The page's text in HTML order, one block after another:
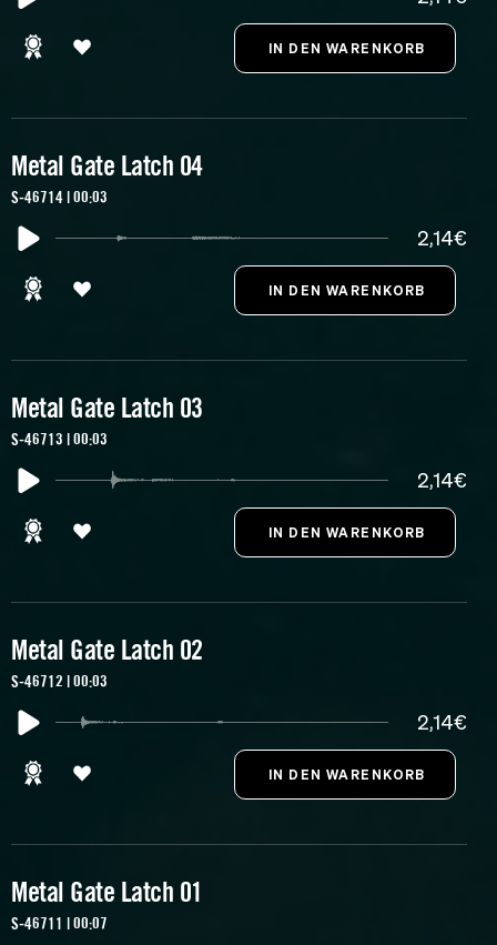
Metal Gate Latch 04
S-46714 | 00:03
2,14€
Metal Gate Latch 03
S-46713 | 00:03
2,14€
Metal Gate Latch 02
S-46712 | 00:03
2,14€
Metal Gate Latch 01
S-46711 | 00:07